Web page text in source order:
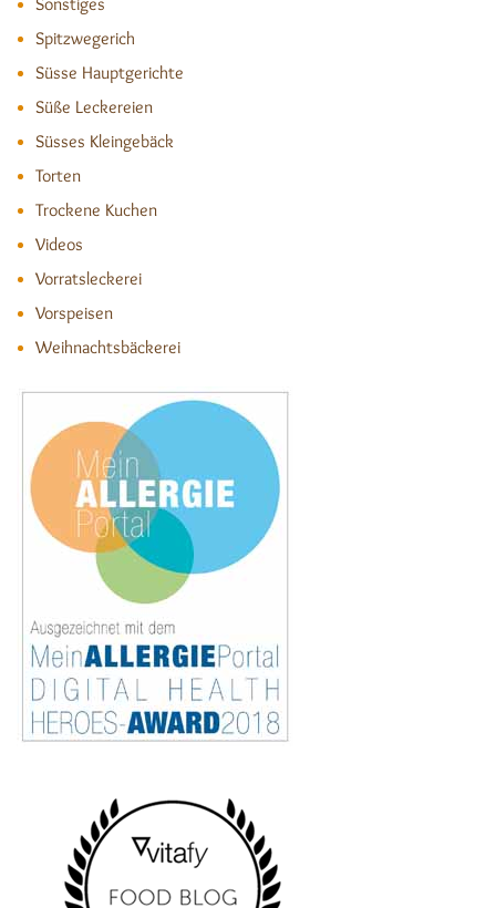
Spitzwegerich
Süsse Hauptgerichte
Süße Leckereien
Süsses Kleingebäck
Torten
Trockene Kuchen
Videos
Vorratsleckerei
Vorspeisen
Weihnachtsbäckerei